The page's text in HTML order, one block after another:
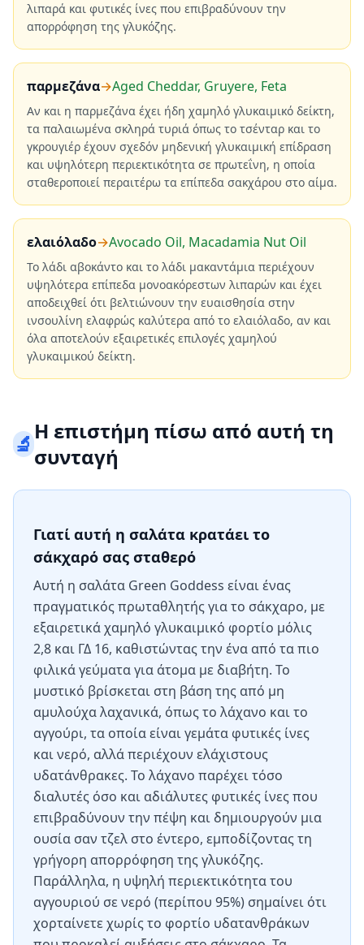
λιπαρά και φυτικές ίνες που επιβραδύνουν την
απορρόφηση της γλυκόζης.
παρμεζάνα→Aged Cheddar, Gruyere, Feta
Αν και η παρμεζάνα έχει ήδη χαμηλό γλυκαιμικό δείκτη,
τα παλαιωμένα σκληρά τυριά όπως το τσένταρ και το
γκρουγιέρ έχουν σχεδόν μηδενική γλυκαιμική επίδραση
και υψηλότερη περιεκτικότητα σε πρωτεΐνη, η οποία
σταθεροποιεί περαιτέρω τα επίπεδα σακχάρου στο αίμα.
ελαιόλαδο→Avocado Oil, Macadamia Nut Oil
Το λάδι αβοκάντο και το λάδι μακαντάμια περιέχουν
υψηλότερα επίπεδα μονοακόρεστων λιπαρών και έχει
αποδειχθεί ότι βελτιώνουν την ευαισθησία στην
ινσουλίνη ελαφρώς καλύτερα από το ελαιόλαδο, αν και
όλα αποτελούν εξαιρετικές επιλογές χαμηλού
γλυκαιμικού δείκτη.
🔬Η επιστήμη πίσω από αυτή τη
συνταγή
Γιατί αυτή η σαλάτα κρατάει το
σάκχαρό σας σταθερό
Αυτή η σαλάτα Green Goddess είναι ένας
πραγματικός πρωταθλητής για το σάκχαρο, με
εξαιρετικά χαμηλό γλυκαιμικό φορτίο μόλις
2,8 και ΓΔ 16, καθιστώντας την ένα από τα πιο
φιλικά γεύματα για άτομα με διαβήτη. Το
μυστικό βρίσκεται στη βάση της από μη
αμυλούχα λαχανικά, όπως το λάχανο και το
αγγούρι, τα οποία είναι γεμάτα φυτικές ίνες
και νερό, αλλά περιέχουν ελάχιστους
υδατάνθρακες. Το λάχανο παρέχει τόσο
διαλυτές όσο και αδιάλυτες φυτικές ίνες που
επιβραδύνουν την πέψη και δημιουργούν μια
ουσία σαν τζελ στο έντερο, εμποδίζοντας τη
γρήγορη απορρόφηση της γλυκόζης.
Παράλληλα, η υψηλή περιεκτικότητα του
αγγουριού σε νερό (περίπου 95%) σημαίνει ότι
χορταίνετε χωρίς το φορτίο υδατανθράκων